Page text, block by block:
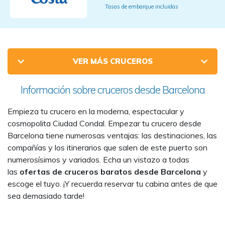
Tasas de embarque incluidas
VER MÁS CRUCEROS
Información sobre cruceros desde Barcelona
Empieza tu crucero en la moderna, espectacular y
cosmopolita Ciudad Condal. Empezar tu crucero desde
Barcelona tiene numerosas ventajas: las destinaciones, las
compañías y los itinerarios que salen de este puerto son
numerosísimos y variados. Echa un vistazo a todas
las ofertas de cruceros baratos desde Barcelona y
escoge el tuyo. ¡Y recuerda reservar tu cabina antes de que
sea demasiado tarde!